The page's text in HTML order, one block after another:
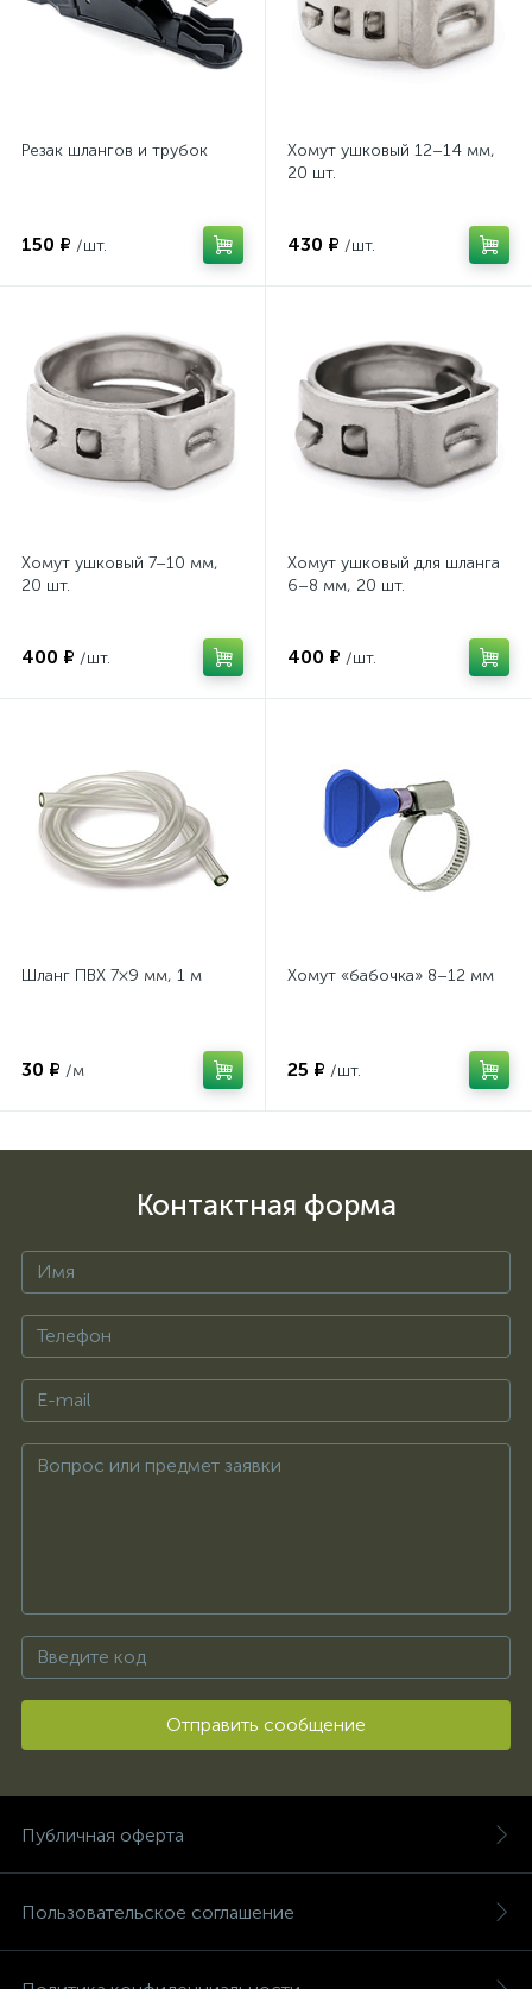
Резак шлангов и трубок
150 ₽ /шт.
Хомут ушковый 12–14 мм,
20 шт.
430 ₽ /шт.
Хомут ушковый 7–10 мм,
20 шт.
400 ₽ /шт.
Хомут ушковый для шланга
6–8 мм, 20 шт.
400 ₽ /шт.
Шланг ПВХ 7×9 мм, 1 м
30 ₽ /м
Хомут «бабочка» 8–12 мм
25 ₽ /шт.
Контактная форма
Отправить сообщение
Публичная оферта
Пользовательское соглашение